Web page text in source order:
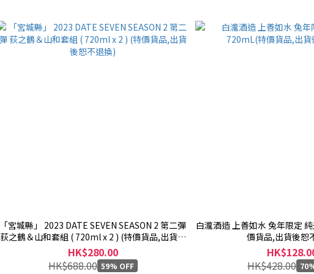
「宮城縣」 2023 DATE SEVEN SEASON 2 第二彈
荻之鶴＆山和套組 ( 720ml x 2 ) (特價貨品,出貨後
恕不退換)
HK$280.00
HK$688.00 59% OFF
白瀧酒造 上善如水 兔年限定
價貨品,出貨後恕
HK$428.00